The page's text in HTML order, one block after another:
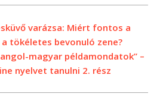
varázsa: Miért fontos a
a tökéletes bevonuló zene?
angol-magyar példamondatok” –
nyelvet tanulni 2. rész